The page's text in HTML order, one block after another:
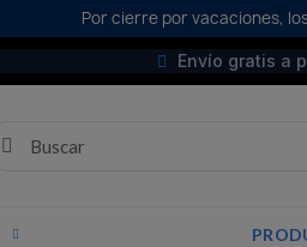
Por cierre por vacaciones,
Envío gratis a